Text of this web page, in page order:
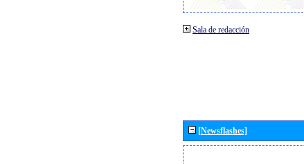
Sala de redacción
[Newsflashes]